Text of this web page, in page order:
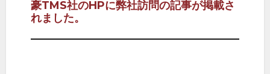
シ
ョ
ン
次
の
投
豪TMS社のHPに弊社訪問の記事が掲載さ
れました。